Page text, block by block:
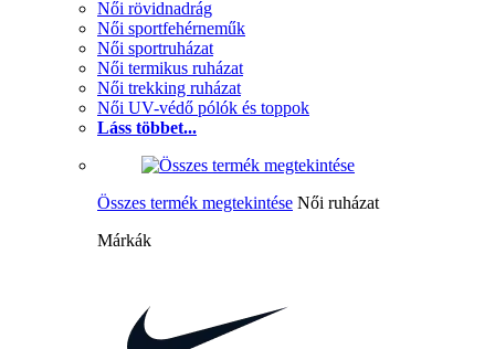
Női rövidnadrág
Női sportfehérneműk
Női sportruházat
Női termikus ruházat
Női trekking ruházat
Női UV-védő pólók és toppok
Láss többet...
Összes termék megtekintése Női ruházat
Márkák